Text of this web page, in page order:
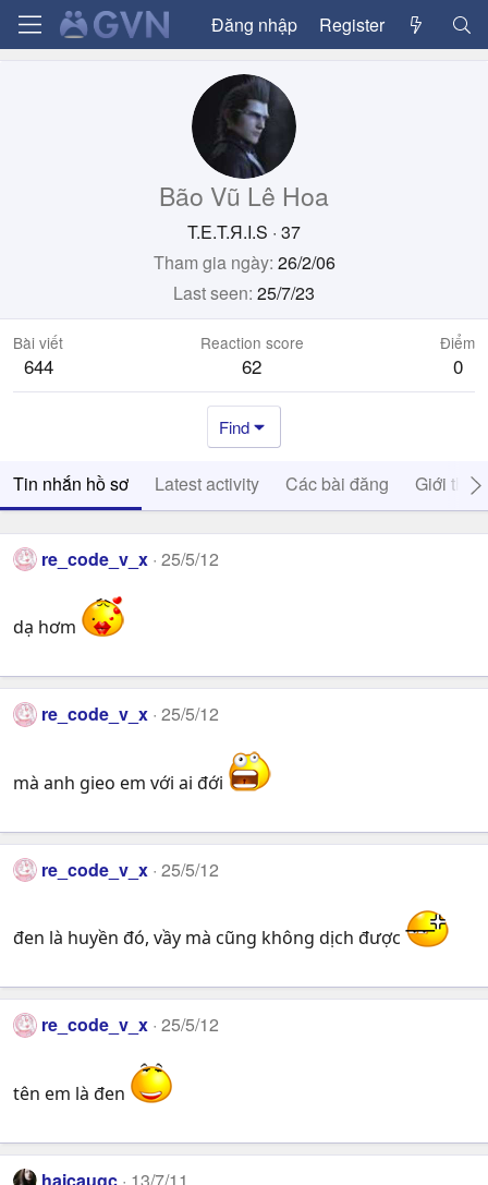
Đăng nhập Register
Bão Vũ Lê Hoa
T.E.T.Я.I.S · 37
Tham gia ngày 26/2/06
Last seen 25/7/23
Bài viết
644
Reaction score
62
Điểm
0
Find
Tin nhắn hồ sơ Latest activity Các bài đăng Giới thiệu
re_code_v_x 25/5/12
dạ hơm
re_code_v_x 25/5/12
mà anh gieo em với ai đới
re_code_v_x 25/5/12
đen là huyền đó, vầy mà cũng không dịch được
re_code_v_x 25/5/12
tên em là đen
haicaugc 13/7/11